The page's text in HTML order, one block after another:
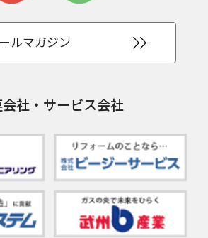
ルマガジン
会社・サービス会社